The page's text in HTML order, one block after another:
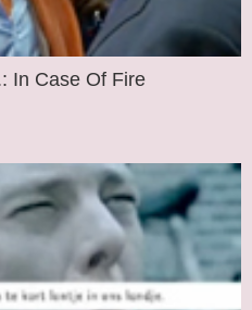
In Case Of Fire